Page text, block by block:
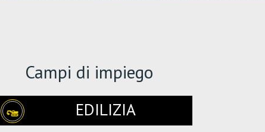
Campi di impiego
EDILIZIA